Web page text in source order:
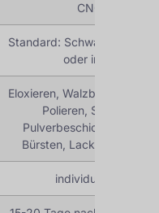
CNC usw.
Standard: Schwarz, Silber
oder individuell
Eloxieren, Walzblank,
Polieren,
Pulverbeschichten,
Bürsten, Lackieren,
individuelle Länge